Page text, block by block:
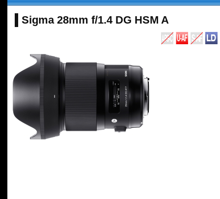
Sigma 28mm f/1.4 DG HSM A